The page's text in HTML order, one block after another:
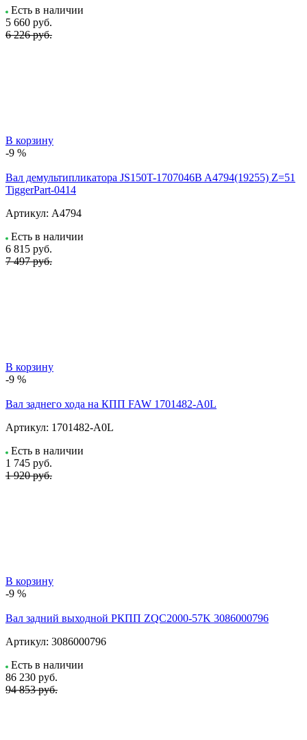
Есть в наличии
5 660 руб.
6 226 руб.
В корзину
-9 %
Вал демультипликатора JS150T-1707046B A4794(19255) Z=51
TiggerPart-0414
Артикул: A4794
Есть в наличии
6 815 руб.
7 497 руб.
В корзину
-9 %
Вал заднего хода на КПП FAW 1701482-A0L
Артикул: 1701482-A0L
Есть в наличии
1 745 руб.
1 920 руб.
В корзину
-9 %
Вал задний выходной РКПП ZQC2000-57K 3086000796
Артикул: 3086000796
Есть в наличии
86 230 руб.
94 853 руб.